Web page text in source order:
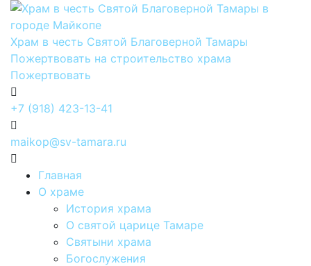
Храм в честь Святой Благоверной Тамары
Пожертвовать на строительство храма
Пожертвовать
+7 (918) 423-13-41
maikop@sv-tamara.ru
Главная
О храме
История храма
О святой царице Тамаре
Святыни храма
Богослужения